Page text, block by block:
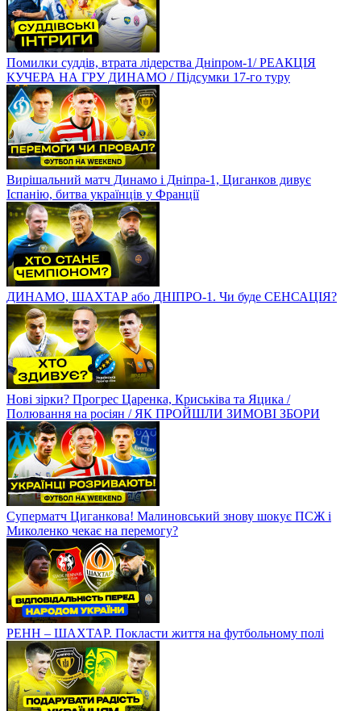
Помилки суддів, втрата лідерства Дніпром-1/ РЕАКЦІЯ
КУЧЕРА НА ГРУ ДИНАМО / Підсумки 17-го туру
Вирішальний матч Динамо і Дніпра-1, Циганков дивує
Іспанію, битва українців у Франції
ДИНАМО, ШАХТАР або ДНІПРО-1. Чи буде СЕНСАЦІЯ?
Нові зірки? Прогрес Царенка, Криськіва та Яцика /
Полювання на росіян / ЯК ПРОЙШЛИ ЗИМОВІ ЗБОРИ
Суперматч Циганкова! Малиновський знову шокує ПСЖ і
Миколенко чекає на перемогу?
РЕНН – ШАХТАР. Покласти життя на футбольному полі